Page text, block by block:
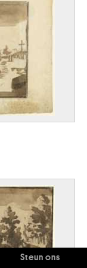
Steun ons